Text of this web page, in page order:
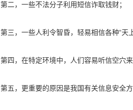
第二，一些不法分子利用短信诈取钱财；
第三，一些人利令智昏，轻易相信各种“天
第四，在特定环境中，人们容易听信空穴来
第五，更重要的原因是我国有关信息安全